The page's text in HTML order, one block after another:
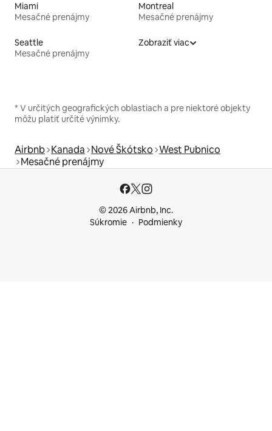
Miami
Mesačné prenájmy
Montreal
Mesačné prenájmy
Seattle
Mesačné prenájmy
Zobraziť viac
* V určitých geografických oblastiach a pre niektoré objekty
môžu platiť určité výnimky.
Airbnb Kanada Nové Škótsko West Pubnico
Mesačné prenájmy
© 2026 Airbnb, Inc.
Súkromie
Podmienky